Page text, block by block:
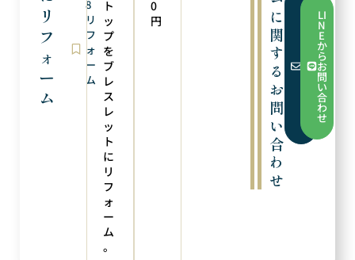
リ
フ
ォ
ー
ム
8
リ
フ
ォ
ー
ム
ト
ッ
プ
を
ブ
レ
ス
レ
ッ
ト
に
リ
フ
ォ
ー
ム
。
0
円
に
関
す
る
お
問
い
合
わ
せ
フ
ら
お
せ
LI
N
E
か
ら
お
問
い
合
わ
せ